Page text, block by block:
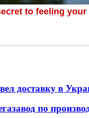
доставку в
по